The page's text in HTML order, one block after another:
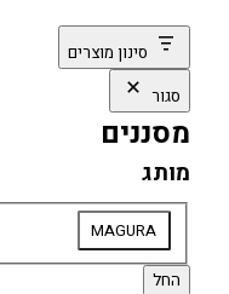
סינון מוצרים
סגור
מסננים
מותג
מותג
MAGURA
החל